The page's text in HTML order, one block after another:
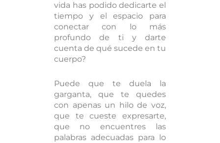
vida has podido dedicarte el
tiempo y el espacio para
conectar con lo más
profundo de ti y darte
cuenta de qué sucede en tu
cuerpo?
Puede que te duela la
garganta, que te quedes
con apenas un hilo de voz,
que te cueste expresarte,
que no encuentres las
palabras adecuadas para lo